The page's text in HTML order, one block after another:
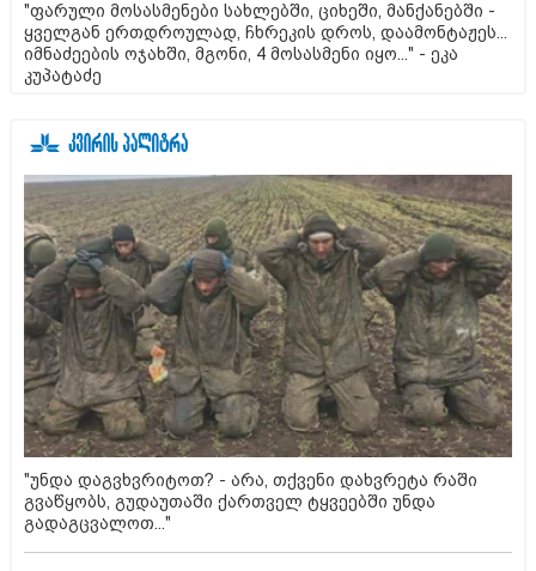
"ფარული მოსასმენები სახლებში, ციხეში, მანქანებში -
ყველგან ერთდროულად, ჩხრეკის დროს, დაამონტაჟეს...
იმნაძეების ოჯახში, მგონი, 4 მოსასმენი იყო..." - ეკა
კუპატაძე
"უნდა დაგვხვრიტოთ? - არა, თქვენი დახვრეტა რაში
გვაწყობს, გუდაუთაში ქართველ ტყვეებში უნდა
გადაგცვალოთ..."